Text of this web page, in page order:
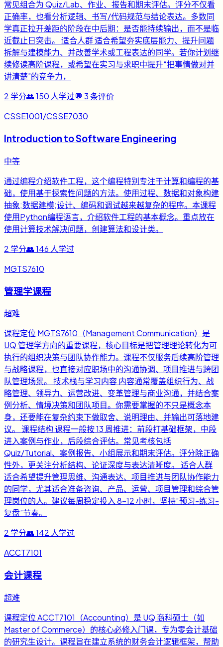
常见组合为 Quiz/Lab、作业、报告和期末评估。评分不仅看
正确率，也看分析逻辑、书写/代码规范与结论表达。多数同
学真正拉开差距的阶段在中后期：是否能持续输出，而不是临
近截止日突击。 适合人群 适合希望夯实底层能力、提升问题
拆解与建模能力、并改善学术或工程表达的同学。若你计划继
续修读高阶课程，或希望在实习与求职中提升“把事情做对并
讲清楚”的竞争力，
2 学分👥150 人学过💬 3条评价
CSSE1001/CSSE7030
Introduction to Software Engineering
中等
通过编程介绍软件工程，这个编程特别专注于计算和编程的基
础，使用基于探索性问题的方法。使用过程、数据和对象构建
抽象;数据建模;设计、编码和调试越来越复杂的程序。本课程
使用Python编程语言，介绍软件工程的基本概念。重点放在
使用计算技术解决问题，创建算法和设计类。
2 学分👥146 人学过
MGTS7610
管理学课程
超难
课程定位 MGTS7610（Management Communication）是
UQ 管理学方向的重要课程，核心目标是把管理理论转化为可
执行的组织决策与团队协作能力。课程不仅服务后续高阶管理
与战略课程，也直接对应职场中的沟通协调、项目推进与跨团
队管理场景。 技术栈与学习内容 内容通常覆盖组织行为、战
略管理、领导力、运营改进、变革管理与商业沟通，并结合案
例分析、情境决策和团队项目。你需要掌握的不只是概念本
身，还要能在复杂约束下做取舍、说明理由、并输出可落地建
议。 课程结构 课程一般按 13 周推进：前段打基础框架，中段
进入案例与作业，后段综合评估。常见考核包括
Quiz/Tutorial、案例报告、小组展示和期末评估。评分除正确
性外，更关注分析结构、论证深度与表达清晰度。 适合人群
适合希望提升管理思维、沟通表达、项目推进与团队协作能力
的同学，尤其适合准备咨询、产品、运营、项目管理和综合管
理岗位的人。建议每周稳定投入 8-12 小时，坚持“预习-练习-
复盘”节奏。
2 学分👥142 人学过
ACCT7101
会计课程
超难
课程定位 ACCT7101（Accounting）是 UQ 商科硕士（如
Master of Commerce）的核心必修入门课，专为零会计基础
的研究生设计。课程旨在建立系统的财务会计逻辑框架，帮助